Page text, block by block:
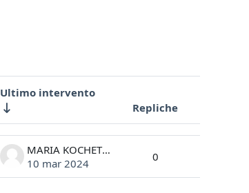
Ultimo intervento
Repliche
Azioni
MARIA KOCHETKOVA
10 mar 2024
0